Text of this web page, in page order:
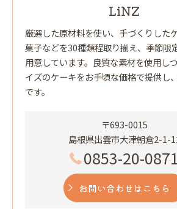
LiNZ
厳選した原材料を使い、手づくりした
菓子などを30種類程取り揃え、季節限
用意しています。良質な素材を使用し
イズのケーキをお手頃な価格で提供し
です。
〒693-0015
島根県出雲市大津朝倉2-1-
0853-20-0871
お問い合わせはこちら